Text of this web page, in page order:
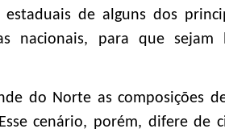
de alguns dos
nacionais, para que sejam
do Norte as composições
cenário, porém, difere de